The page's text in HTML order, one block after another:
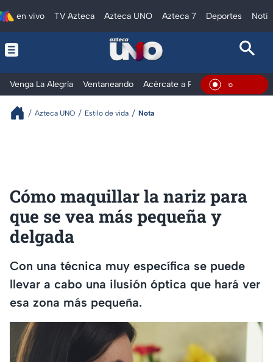
en vivo TV Azteca Azteca UNO Azteca 7 Deportes
Venga La Alegría Ventaneando Acércate a Rocío Al ExtremoEn Vivo
Azteca UNO Estilo de vida Nota
Cómo maquillar la nariz para
que se vea más pequeña y
delgada
Con una técnica muy específica se puede
llevar a cabo una ilusión óptica que hará ver
esa zona más pequeña.